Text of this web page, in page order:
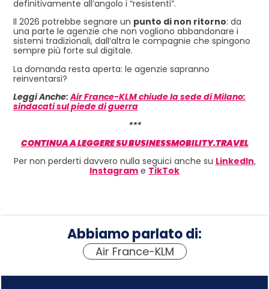
definitivamente all’angolo i “resistenti”.
Il 2026 potrebbe segnare un punto di non ritorno: da
una parte le agenzie che non vogliono abbandonare i
sistemi tradizionali, dall’altra le compagnie che spingono
sempre più forte sul digitale.
La domanda resta aperta: le agenzie sapranno
reinventarsi?
Leggi Anche:Air France-KLM chiude la sede di Milano:
sindacati sul piede di guerra
***
CONTINUA A LEGGERE SU BUSINESSMOBILITY.TRAVEL
Per non perderti davvero nulla seguici anche su LinkedIn,
Instagram e TikTok
Abbiamo parlato di:
Air France-KLM